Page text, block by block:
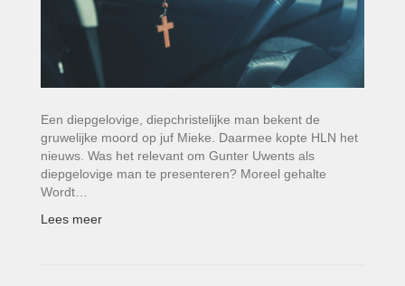
Een diepgelovige, diepchristelijke man bekent de
gruwelijke moord op juf Mieke. Daarmee kopte HLN het
nieuws. Was het relevant om Gunter Uwents als
diepgelovige man te presenteren? Moreel gehalte
Wordt…
Lees meer